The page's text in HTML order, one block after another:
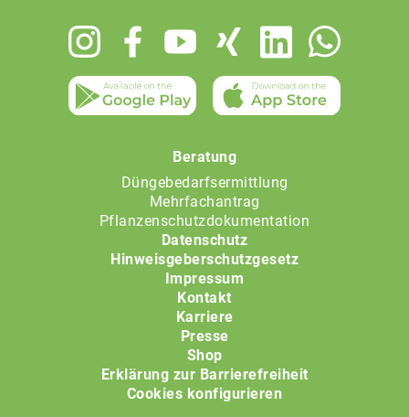
Beratung
Düngebedarfsermittlung
Mehrfachantrag
Pflanzenschutzdokumentation
Datenschutz
Hinweisgeberschutzgesetz
Impressum
Kontakt
Karriere
Presse
Shop
Erklärung zur Barrierefreiheit
Cookies konfigurieren